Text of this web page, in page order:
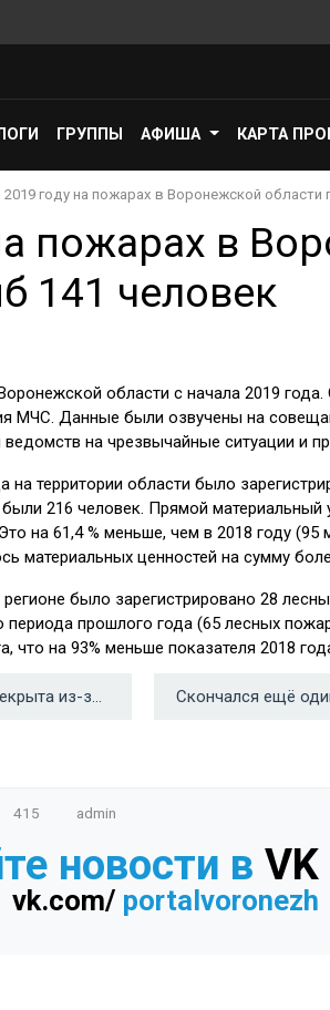
ГРУППЫ АФИША КАРТА
2019 году на пожарах в Воронежской области
пожарах в
141 человек
области с начала 2019
МЧС. Данные были озвучены на
на чрезвычайные ситуации и
территории области было
216 человек. Прямой
на 61,4 % меньше, чем в 2018 году (95
материальных ценностей на сумму
было зарегистрировано 28
периода прошлого года (65 лесных
что на 93% меньше показателя 2018
← Трасса «Дон» частично перекрыта из-за ДТП с 8 авто в Воронежской области
415 admin
новости в VK
vk.com/ portalvoronezh